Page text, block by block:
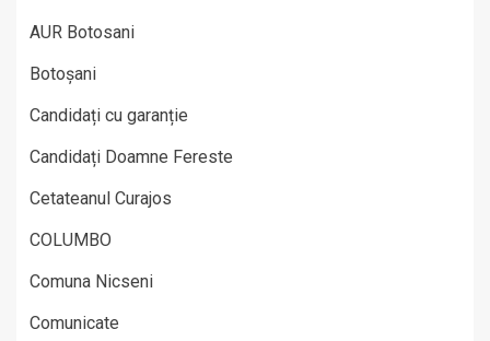
AUR Botosani
Botoșani
Candidați cu garanție
Candidați Doamne Fereste
Cetateanul Curajos
COLUMBO
Comuna Nicseni
Comunicate